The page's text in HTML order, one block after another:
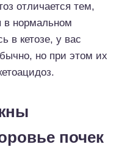
отличается тем,
в нормальном
в кетозе, у вас
но при этом их
почек